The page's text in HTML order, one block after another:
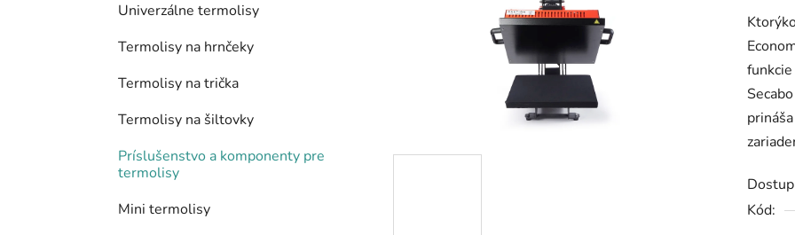
Univerzálne termolisy
Termolisy na hrnčeky
Termolisy na trička
Termolisy na šiltovky
Príslušenstvo a komponenty pre
termolisy
Mini termolisy
je
0,0
z
5
Kód: